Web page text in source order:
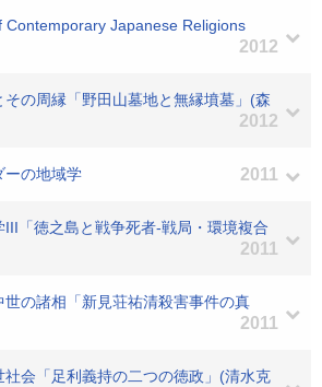
Contemporary Japanese Religions
2012
の周縁「野田山墓地と無縁墳墓」(森
2012
ーの地域学 2011
「徳之島と戦争死者-戦局・環境複合
2011
の諸相「新見荘祐清殺害事件の真
2011
社会「足利義持の二つの徳政」(清水克